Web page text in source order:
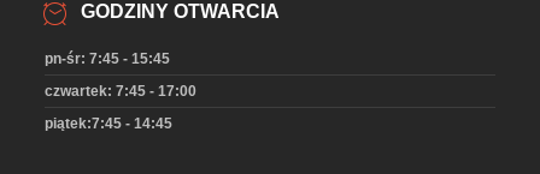
GODZINY OTWARCIA
pn-śr: 7:45 - 15:45
czwartek: 7:45 - 17:00
piątek:7:45 - 14:45